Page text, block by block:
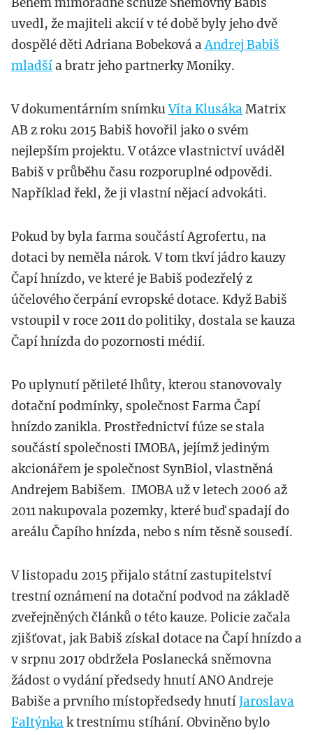
uvedl, že majiteli akcií v té době byly jeho dvě
dospělé děti Adriana Bobeková aAndrej Babiš
mladšía bratr jeho partnerky Moniky.
V dokumentárním snímkuVíta Klusáka Matrix
AB z roku 2015 Babiš hovořil jako o svém
nejlepším projektu. V otázce vlastnictví uváděl
Babiš v průběhu času rozporuplné odpovědi.
Například řekl, že ji vlastní nějací advokáti.
Pokud by byla farma součástí Agrofertu, na
dotaci by neměla nárok. V tom tkví jádro kauzy
Čapí hnízdo, ve které je Babiš podezřelý z
účelového čerpání evropské dotace. Když Babiš
vstoupil v roce 2011 do politiky, dostala se kauza
Čapí hnízda do pozornosti médií.
Po uplynutí pětileté lhůty, kterou stanovovaly
dotační podmínky, společnost Farma Čapí
hnízdo zanikla. Prostřednictví fúze se stala
součástí společnosti IMOBA, jejímž jediným
akcionářem je společnost SynBiol, vlastněná
Andrejem Babišem. IMOBA už v letech 2006 až
2011 nakupovala pozemky, které buď spadají do
areálu Čapího hnízda, nebo s ním těsně sousedí.
V listopadu 2015 přijalo státní zastupitelství
trestní oznámení na dotační podvod na základě
zveřejněných článků o této kauze. Policie začala
zjišťovat, jak Babiš získal dotace na Čapí hnízdo a
v srpnu 2017 obdržela Poslanecká sněmovna
žádost o vydání předsedy hnutí ANO Andreje
Babiše a prvního místopředsedy hnutíJaroslava
Faltýnka k trestnímu stíhání. Obviněno bylo